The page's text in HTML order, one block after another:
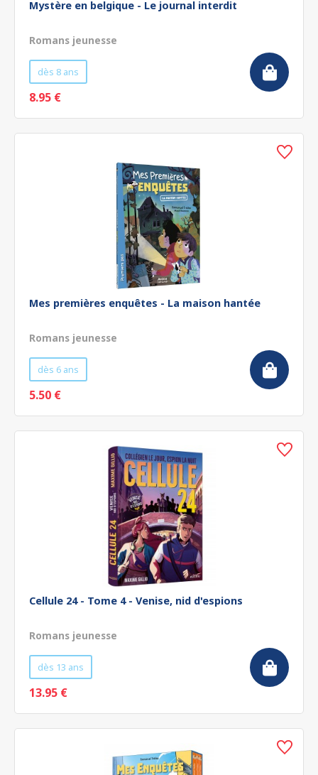
Mystère en belgique - Le journal interdit
Romans jeunesse
dès 8 ans
8.95 €
Mes premières enquêtes - La maison hantée
Romans jeunesse
dès 6 ans
5.50 €
Cellule 24 - Tome 4 - Venise, nid d'espions
Romans jeunesse
dès 13 ans
13.95 €